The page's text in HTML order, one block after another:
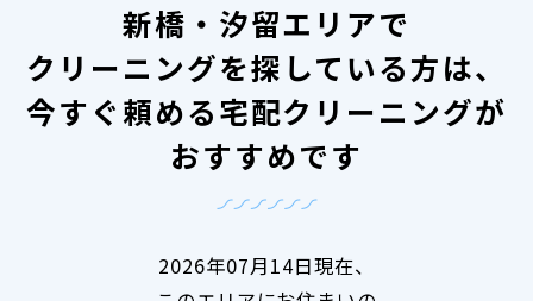
新橋・汐留エリアで
クリーニングを探している方は、
今すぐ頼める宅配クリーニングが
おすすめです
2026年07月14日現在、